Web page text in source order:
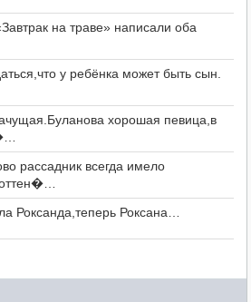
на траве» написали оба
у ребёнка может быть сын.
хорошая певица,в
рассадник всегда имело
Роксанда,теперь Роксана…